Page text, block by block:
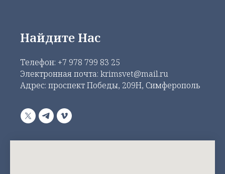
Найдите Нас
Телефон: +7 978 799 83 25
Электронная почта: krimsvet@mail.ru
Адрес: проспект Победы, 209Н, Симферополь